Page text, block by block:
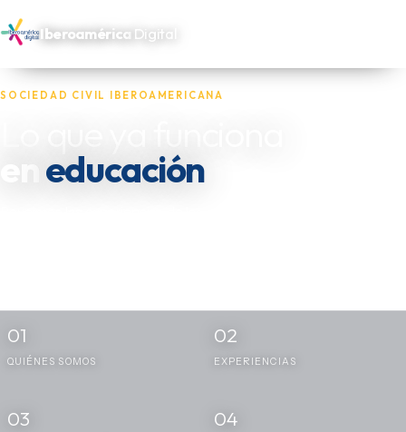
Iberoamérica Digital
SOCIEDAD CIVIL IBEROAMERICANA
salud
01
QUIÉNES SOMOS
02
EXPERIENCIAS
03 04